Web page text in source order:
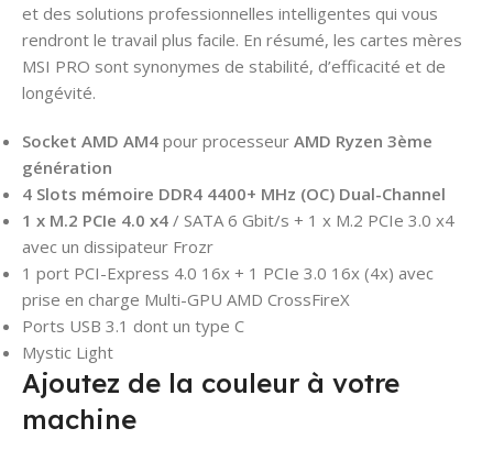
et des solutions professionnelles intelligentes qui vous
rendront le travail plus facile. En résumé, les cartes mères
MSI PRO sont synonymes de stabilité, d’efficacité et de
longévité.
Socket AMD AM4 pour processeur AMD Ryzen 3ème
génération
4 Slots mémoire DDR4 4400+ MHz (OC) Dual-Channel
1 x M.2 PCIe 4.0 x4 / SATA 6 Gbit/s + 1 x M.2 PCIe 3.0 x4
avec un dissipateur Frozr
1 port PCI-Express 4.0 16x + 1 PCIe 3.0 16x (4x) avec
prise en charge Multi-GPU AMD CrossFireX
Ports USB 3.1 dont un type C
Mystic Light
Ajoutez de la couleur à votre
machine